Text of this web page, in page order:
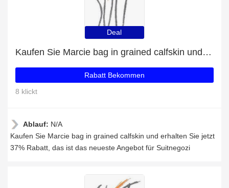
Deal
Kaufen Sie Marcie bag in grained calfskin und erhalten Sie jetzt 37% Rabatt
Rabatt Bekommen
8 klickt
Ablauf: N/A
Kaufen Sie Marcie bag in grained calfskin und erhalten Sie jetzt
37% Rabatt, das ist das neueste Angebot für Suitnegozi